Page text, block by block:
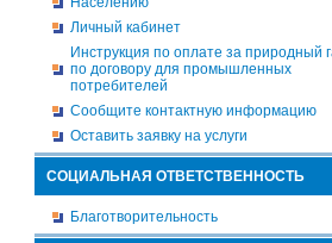
Личный кабинет
Инструкция по оплате за природный
по договору для промышленных
потребителей
Сообщите контактную информацию
Оставить заявку на услуги
СОЦИАЛЬНАЯ ОТВЕТСТВЕННОСТЬ
Благотворительность